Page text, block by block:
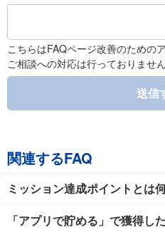
こちらはFAQページ改善のための
ご相談への対応は行っておりません
送信
関連するFAQ
ミッション達成ポイントとは
「アプリで貯める」で獲得し